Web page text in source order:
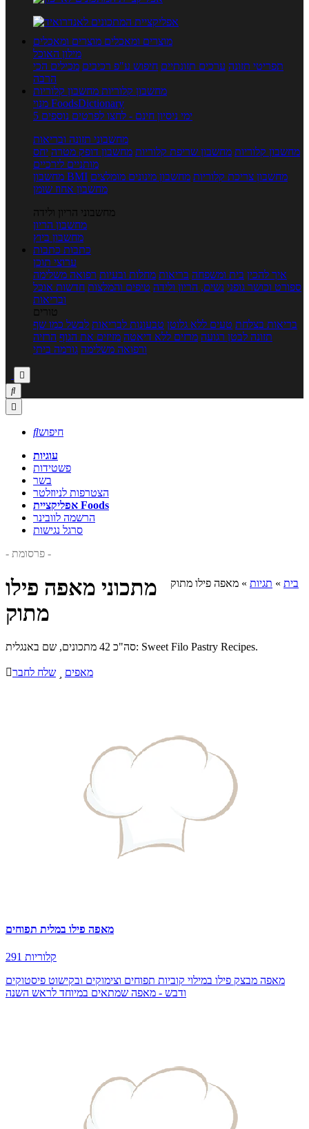
מוצרים ומאכלים מוצרים ומאכלים
מילון האוכל
תפריטי תזונה ערכים תזונתיים חיפוש ע"פ רכיבים מכילים הכי
הרבה
מחשבון קלוריות מחשבון קלוריות
מנוי FoodsDictionary
5 ימי ניסיון חינם - לחצו לפרטים נוספים
מחשבוני תזונה ובריאות
מחשבון קלוריות מחשבון שריפת קלוריות מחשבון דופק מטרה יחס
מותניים לירכיים
מחשבון BMI
מחשבון צריכת קלוריות מחשבון מינונים מומלצים
מחשבון אחוז שומן
מחשבוני הריון ולידה
מחשבון הריון
מחשבון ביוץ
כתבות כתבות
ערוצי תוכן
איך להכין בית ומשפחה בריאות מחלות ובעיות רפואה משלימה
ספורט וכושר גופני נשים, הריון ולידה טיפים והמלצות חדשות אוכל
ובריאות
טורים
בריאות בצלחת טעים ללא גלוטן טבעונות לבריאות לבשל כמו שף
תזונה לבטן רגועה מרזים ללא דיאטה מזיזים את הגוף הרזיה
ורפואה משלימה גורמה ביתי



חיפוש
עוגיות
פשטידות
בשר
הצטרפות לניוזלטר
אפליקציית Foods
הרשמה לוובינר
סרגל נגישות
- פרסומת -
בית » תגיות » מאפה פילו מתוק
מתכוני מאפה פילו
מתוק
סה"כ 42 מתכונים, שם באנגלית: Sweet Filo Pastry Recipes.
שלח לחבר מאפים
מאפה פילו במלית תפוחים
291 קלוריות
מאפה מבצק פילו במילוי קוביות תפוחים וצימוקים ובקישוט פיסטוקים
ודבש - מאפה שמתאים במיוחד לראש השנה